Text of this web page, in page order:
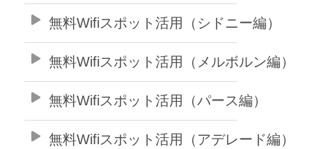
無料Wifiスポット活用（シドニー編）
無料Wifiスポット活用（メルボルン編）
無料Wifiスポット活用（パース編）
無料Wifiスポット活用（アデレード編）